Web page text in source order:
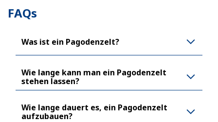
FAQs
Was ist ein Pagodenzelt?
Wie lange kann man ein Pagodenzelt
stehen lassen?
Wie lange dauert es, ein Pagodenzelt
aufzubauen?